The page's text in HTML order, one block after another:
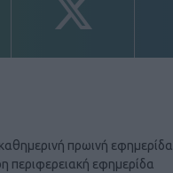
πρωινή εφημερίδα
περιφερειακή εφημερίδα